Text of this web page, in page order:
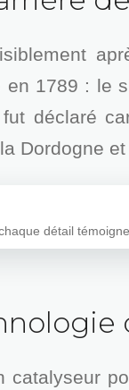
1789 : le
déclaré
Dordogne
détail